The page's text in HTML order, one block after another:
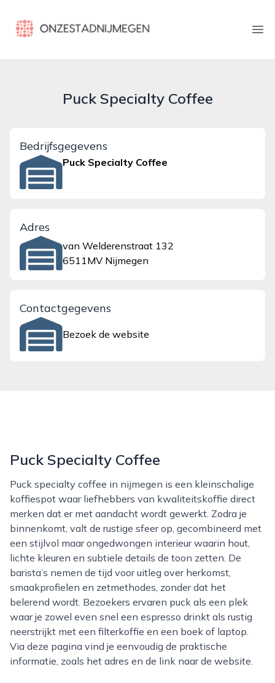
onzestadnijmegen.nl
Puck Specialty Coffee
Bedrijfsgegevens
Puck Specialty Coffee
Adres
van Welderenstraat 132
6511MV Nijmegen
Contactgegevens
Bezoek de website
Puck Specialty Coffee
Puck specialty coffee in nijmegen is een kleinschalige
koffiespot waar liefhebbers van kwaliteitskoffie direct
merken dat er met aandacht wordt gewerkt. Zodra je
binnenkomt, valt de rustige sfeer op, gecombineerd met
een stijlvol maar ongedwongen interieur waarin hout,
lichte kleuren en subtiele details de toon zetten. De
barista’s nemen de tijd voor uitleg over herkomst,
smaakprofielen en zetmethodes, zonder dat het
belerend wordt. Bezoekers ervaren puck als een plek
waar je zowel even snel een espresso drinkt als rustig
neerstrijkt met een filterkoffie en een boek of laptop.
Via deze pagina vind je eenvoudig de praktische
informatie, zoals het adres en de link naar de website.